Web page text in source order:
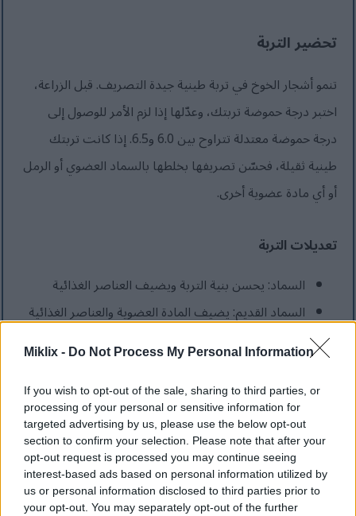
Miklix - Do Not Process My Personal Information
If you wish to opt-out of the sale, sharing to third parties, or
processing of your personal or sensitive information for
targeted advertising by us, please use the below opt-out
section to confirm your selection. Please note that after your
opt-out request is processed you may continue seeing
interest-based ads based on personal information utilized by
us or personal information disclosed to third parties prior to
your opt-out. You may separately opt-out of the further
تحضير التربة
تنمو أشجار الخوخ في تربة طينية جيدة التصريف. قبل الزراعة،
اختبر درجة حموضة تربتك، وعدّلها إذا لزم الأمر للوصول إلى
درجة حموضة معتدلة تتراوح بين 6.0 و6.5. إذا كانت تربتك
طينية ثقيلة، فحسّن تصريفها بخلطها بالسماد العضوي أو الرمل
أو أي مادة عضوية أخرى.
تعديلات التربة
السماد: يحسن بنية التربة ويضيف العناصر الغذائية
السماد القديم: يضيف المادة العضوية والعناصر الغذائية
الرمل: يحسن الصرف في التربة الطينية الثقيلة
طحلب الخث: يساعد على الاحتفاظ بالرطوبة في التربة
الرملية
الكبريت: يخفض درجة الحموضة في التربة القلوية
الجير: يرفع درجة الحموضة في التربة الحمضية
فوائد التغطية